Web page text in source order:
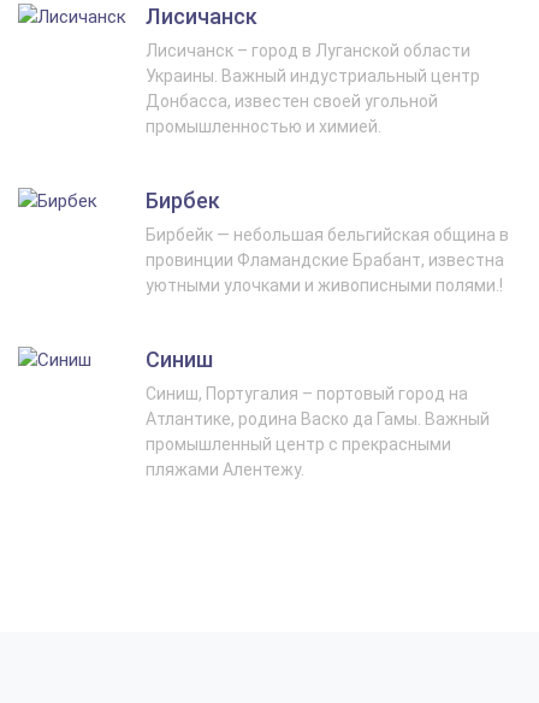
Лисичанск
Лисичанск – город в Луганской области
Украины. Важный индустриальный центр
Донбасса, известен своей угольной
промышленностью и химией.
Бирбек
Бирбейк — небольшая бельгийская община в
провинции Фламандские Брабант, известна
уютными улочками и живописными полями.!
Синиш
Синиш, Португалия – портовый город на
Атлантике, родина Васко да Гамы. Важный
промышленный центр с прекрасными
пляжами Алентежу.